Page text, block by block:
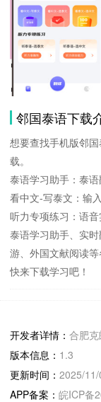
邻国泰语下载
想要查找手机版邻
载。
泰语学习助手：泰
看中文-写泰文：输
听力专项练习：语
泰语学习助手、实
游、外国文献阅读等
快来下载学习吧！
修复了一些BUG。
邻国泰语1.3 下载安
下载邻国泰语到手
开发者详情： 合肥
版本信息： 1.3
更新时间： 2025/11/
APP备案： 皖ICP备